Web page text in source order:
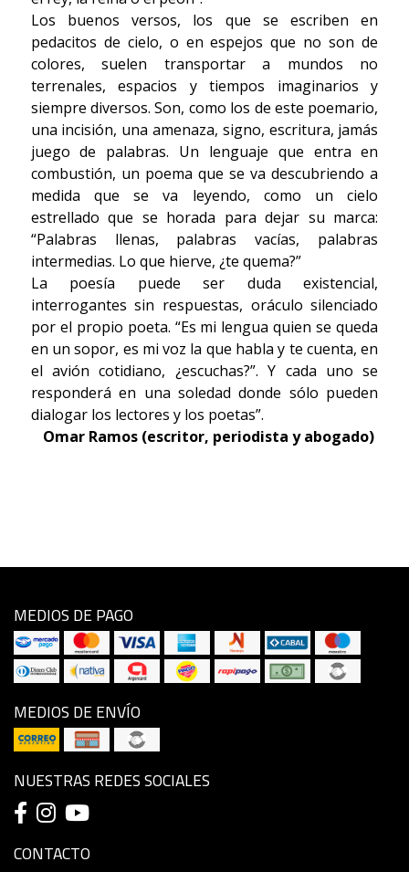
Los buenos versos, los que se escriben en
pedacitos de cielo, o en espejos que no son de
colores, suelen transportar a mundos no
terrenales, espacios y tiempos imaginarios y
siempre diversos. Son, como los de este poemario,
una incisión, una amenaza, signo, escritura, jamás
juego de palabras. Un lenguaje que entra en
combustión, un poema que se va descubriendo a
medida que se va leyendo, como un cielo
estrellado que se horada para dejar su marca:
“Palabras llenas, palabras vacías, palabras
intermedias. Lo que hierve, ¿te quema?”
La poesía puede ser duda existencial,
interrogantes sin respuestas, oráculo silenciado
por el propio poeta. “Es mi lengua quien se queda
en un sopor, es mi voz la que habla y te cuenta, en
el avión cotidiano, ¿escuchas?”. Y cada uno se
responderá en una soledad donde sólo pueden
dialogar los lectores y los poetas”.
Omar Ramos (escritor, periodista y abogado)
MEDIOS DE PAGO
MEDIOS DE ENVÍO
NUESTRAS REDES SOCIALES
CONTACTO